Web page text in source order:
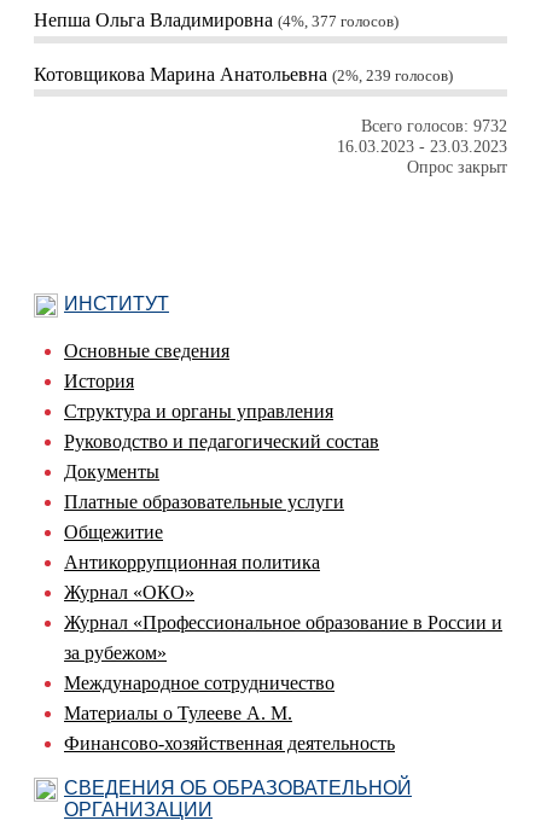
Непша Ольга Владимировна 4%, 377 голосов
Котовщикова Марина Анатольевна 2%, 239 голосов
Всего голосов: 9732
16.03.2023 - 23.03.2023
Опрос закрыт
ИНСТИТУТ
Основные сведения
История
Структура и органы управления
Руководство и педагогический состав
Документы
Платные образовательные услуги
Общежитие
Антикоррупционная политика
Журнал «ОКО»
Журнал «Профессиональное образование в России и
за рубежом»
Международное сотрудничество
Материалы о Тулееве А. М.
Финансово-хозяйственная деятельность
СВЕДЕНИЯ ОБ ОБРАЗОВАТЕЛЬНОЙ
ОРГАНИЗАЦИИ